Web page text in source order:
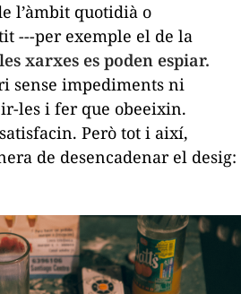
l’àmbit quotidià o
---per exemple el de la
xarxes es poden espiar.
sense impediments ni
les i fer que obeeixin.
Però tot i així,
de desencadenar el desig: